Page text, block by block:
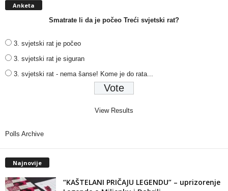
Anketa
Smatrate li da je počeo Treći svjetski rat?
3. svjetski rat je počeo
3. svjetski rat je siguran
3. svjetski rat - nema šanse! Kome je do rata...
View Results
Polls Archive
Najnovije
“KAŠTELANI PRIČAJU LEGENDU” – uprizorenje